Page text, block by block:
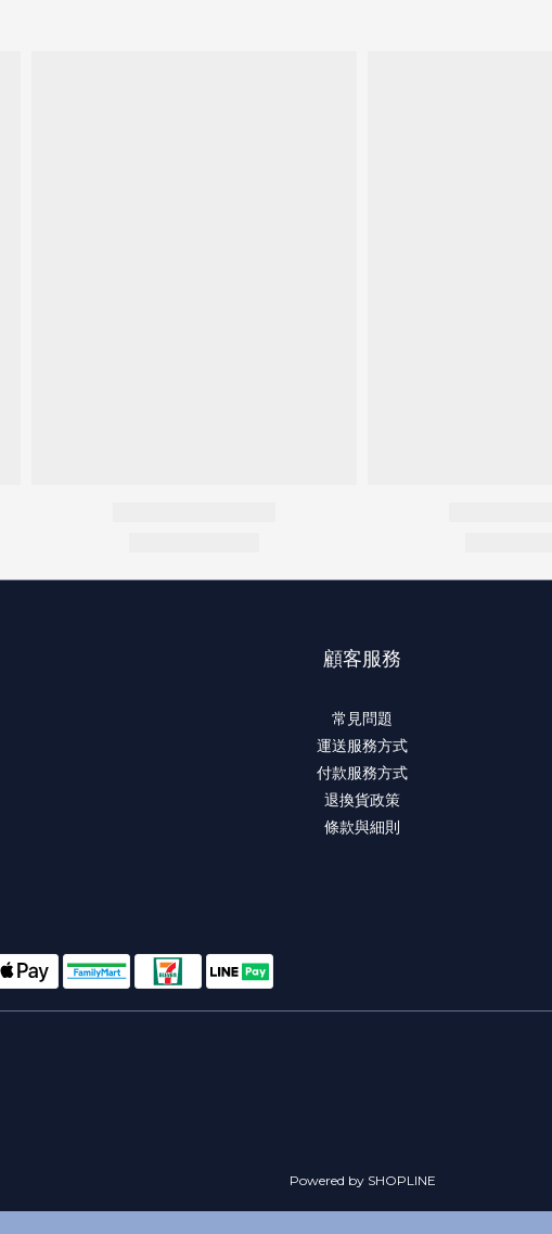
顧客服務
常見問題
運送服務方式
付款服務方式
退換貨政策
條款與細則
Powered by SHOPLINE